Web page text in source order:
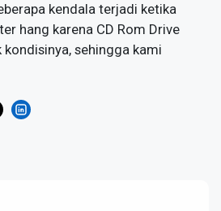
kendala terjadi ketika
hang karena CD Rom Drive
sehingga kami